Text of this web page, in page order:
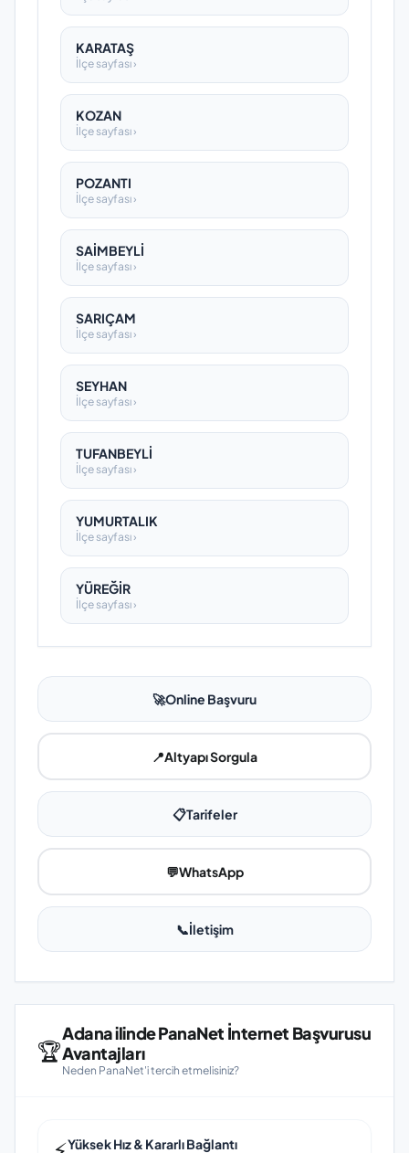
KARATAŞ
İlçe sayfası ›
KOZAN
İlçe sayfası ›
POZANTI
İlçe sayfası ›
SAİMBEYLİ
İlçe sayfası ›
SARIÇAM
İlçe sayfası ›
SEYHAN
İlçe sayfası ›
TUFANBEYLİ
İlçe sayfası ›
YUMURTALIK
İlçe sayfası ›
YÜREĞİR
İlçe sayfası ›
🚀Online Başvuru
📍Altyapı Sorgula
📋Tarifeler
💬WhatsApp
📞İletişim
🏆
Adana ilinde PanaNet İnternet Başvurusu
Avantajları
Neden PanaNet'i tercih etmelisiniz?
Yüksek Hız & Kararlı Bağlantı